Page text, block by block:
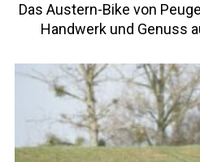
Das Austern-Bike von
Handwerk und Genuss